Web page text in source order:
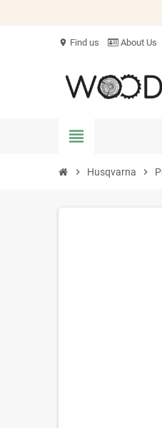
location_on Find us About Us
view_headline
chevron_right Husqvarna chevron_right